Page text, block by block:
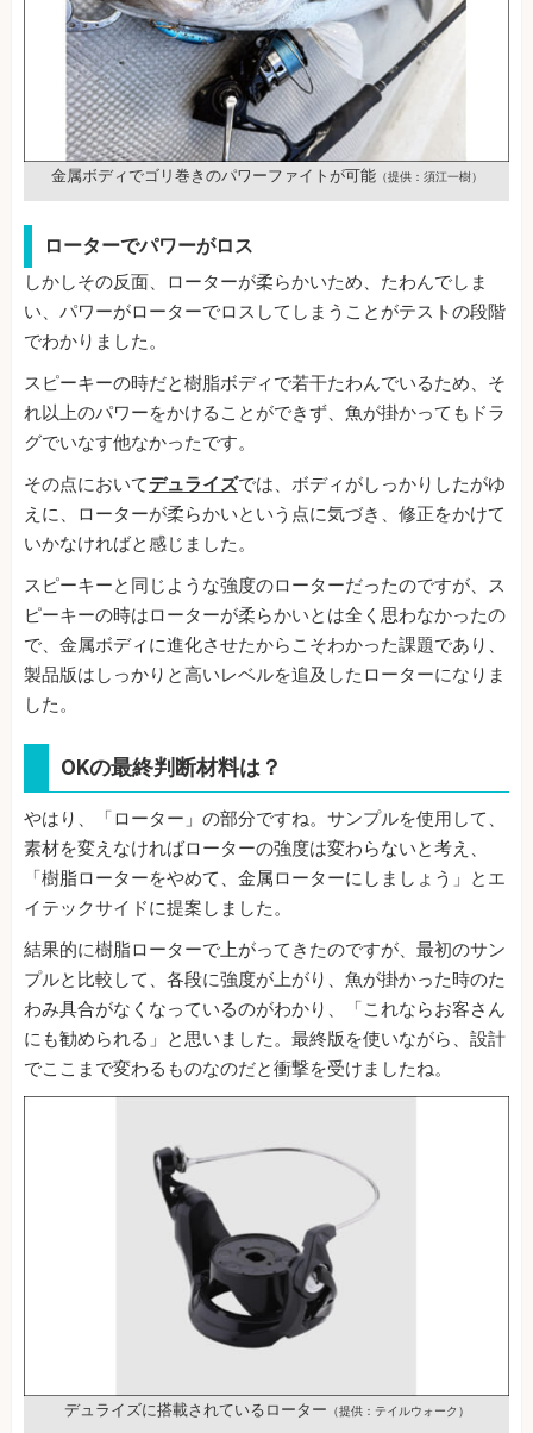
金属ボディでゴリ巻きのパワーファイトが可能（提供：須江一樹）
ローターでパワーがロス
しかしその反面、ローターが柔らかいため、たわんでしま
い、パワーがローターでロスしてしまうことがテストの段階
でわかりました。
スピーキーの時だと樹脂ボディで若干たわんでいるため、そ
れ以上のパワーをかけることができず、魚が掛かってもドラ
グでいなす他なかったです。
その点においてデュライズでは、ボディがしっかりしたがゆ
えに、ローターが柔らかいという点に気づき、修正をかけて
いかなければと感じました。
スピーキーと同じような強度のローターだったのですが、ス
ピーキーの時はローターが柔らかいとは全く思わなかったの
で、金属ボディに進化させたからこそわかった課題であり、
製品版はしっかりと高いレベルを追及したローターになりま
した。
OKの最終判断材料は？
やはり、「ローター」の部分ですね。サンプルを使用して、
素材を変えなければローターの強度は変わらないと考え、
「樹脂ローターをやめて、金属ローターにしましょう」とエ
イテックサイドに提案しました。
結果的に樹脂ローターで上がってきたのですが、最初のサン
プルと比較して、各段に強度が上がり、魚が掛かった時のた
わみ具合がなくなっているのがわかり、「これならお客さん
にも勧められる」と思いました。最終版を使いながら、設計
でここまで変わるものなのだと衝撃を受けましたね。
デュライズに搭載されているローター （提供：テイルウォーク）